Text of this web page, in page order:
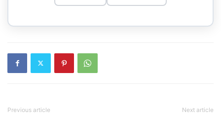
Previous article Next article